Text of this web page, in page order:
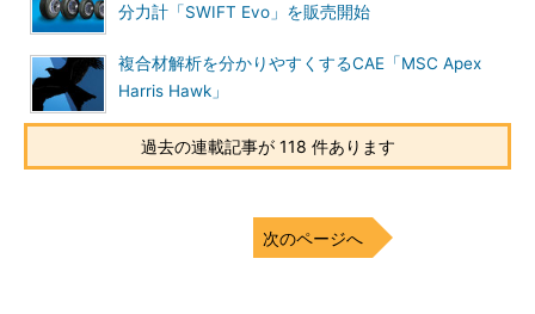
分力計「SWIFT Evo」を販売開始
複合材解析を分かりやすくするCAE「MSC Apex
Harris Hawk」
過去の連載記事が 118 件あります
次のページへ